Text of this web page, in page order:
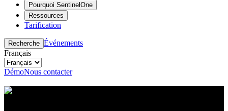
Pourquoi SentinelOne
Ressources
Tarification
Recherche Événements
Français
DémoNous contacter
Centre de ressources